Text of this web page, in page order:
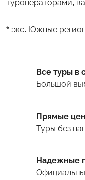
туроператорами,
* экс. Южные
Все туры в
Большой
Прямые
Туры без
Надежные